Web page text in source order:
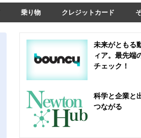
乗り物 クレジットカード
未来がともる
ィア。最先端
チェック！
科学と企業と
つながる